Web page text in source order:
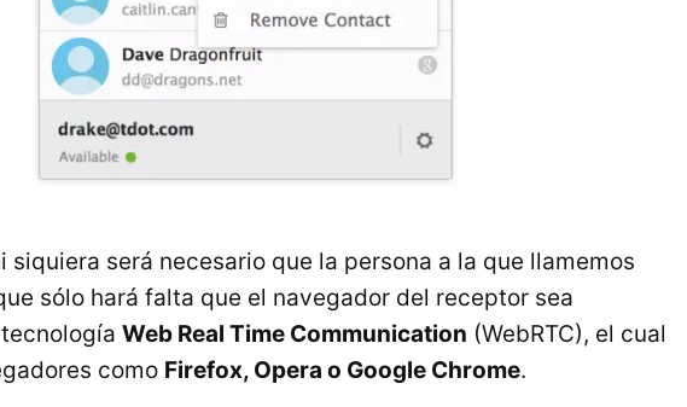
siquiera será necesario que la persona a la que llamemos
sólo hará falta que el navegador del receptor sea
Web Real Time Communication (WebRTC), el cual
como Firefox, Opera o Google Chrome.